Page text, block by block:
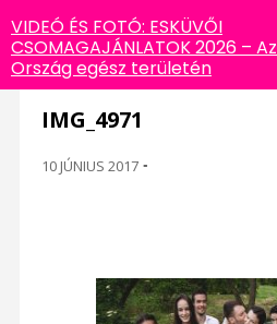
IMG_4971
10 JÚNIUS 2017 -
VIDEÓ ÉS FOTÓ: ESKÜVŐI
CSOMAGAJÁNLATOK 2026 – Az
Ország egész területén